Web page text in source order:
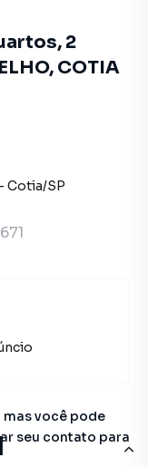
novas
mas você pode
seu contato para
2
COTIA
- Cotia/SP